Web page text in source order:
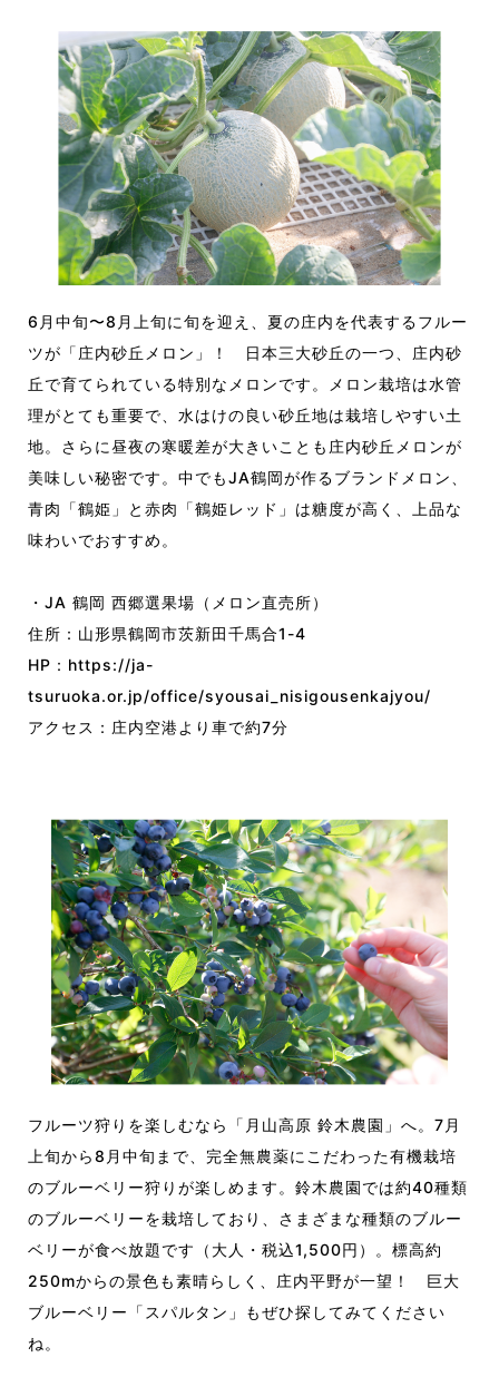
6月中旬〜8月上旬に旬を迎え、夏の庄内を代表するフルー
ツが「庄内砂丘メロン」！ 日本三大砂丘の一つ、庄内砂
丘で育てられている特別なメロンです。メロン栽培は水管
理がとても重要で、水はけの良い砂丘地は栽培しやすい土
地。さらに昼夜の寒暖差が大きいことも庄内砂丘メロンが
美味しい秘密です。中でもJA鶴岡が作るブランドメロン、
青肉「鶴姫」と赤肉「鶴姫レッド」は糖度が高く、上品な
味わいでおすすめ。
・JA 鶴岡 西郷選果場（メロン直売所）
住所：山形県鶴岡市茨新田千馬合1-4
HP： https://ja-
tsuruoka.or.jp/office/syousai_nisigousenkajyou/
アクセス：庄内空港より車で約7分
フルーツ狩りを楽しむなら「月山高原 鈴木農園」へ。7月
上旬から8月中旬まで、完全無農薬にこだわった有機栽培
のブルーベリー狩りが楽しめます。鈴木農園では約40種類
のブルーベリーを栽培しており、さまざまな種類のブルー
ベリーが食べ放題です（大人・税込1,500円）。標高約
250mからの景色も素晴らしく、庄内平野が一望！ 巨大
ブルーベリー「スパルタン」もぜひ探してみてください
ね。